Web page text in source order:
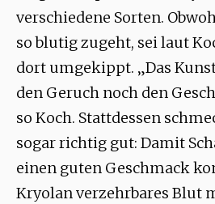
verschiedene Sorten.
so blutig zugeht, sei laut
dort umgekippt. „Das
den Geruch noch den
so Koch. Stattdessen
sogar richtig gut: Damit
einen guten Geschmack
Kryolan verzehrbares Blut